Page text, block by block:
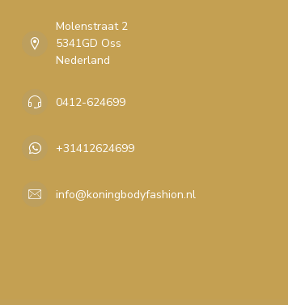
Molenstraat 2
5341GD Oss
Nederland
0412-624699
+31412624699
info@koningbodyfashion.nl